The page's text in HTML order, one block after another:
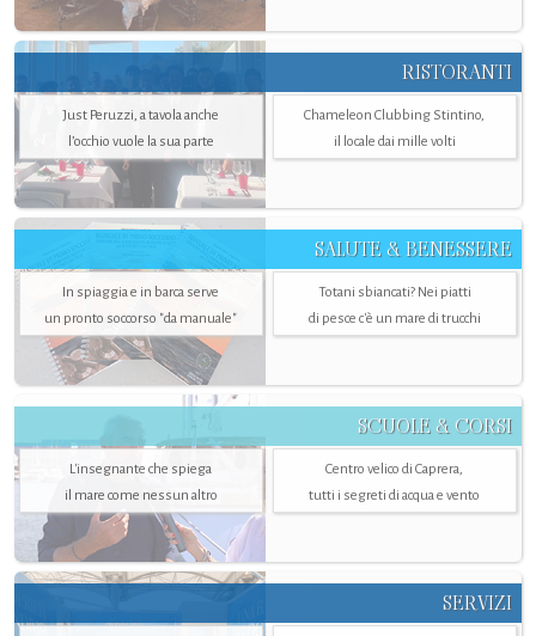
RISTORANTI
Just Peruzzi, a tavola anche
l’occhio vuole la sua parte
Chameleon Clubbing Stintino,
il locale dai mille volti
SALUTE & BENESSERE
In spiaggia e in barca serve
un pronto soccorso "da manuale"
Totani sbiancati? Nei piatti
di pesce c'è un mare di trucchi
SCUOLE & CORSI
L'insegnante che spiega
il mare come nessun altro
Centro velico di Caprera,
tutti i segreti di acqua e vento
SERVIZI